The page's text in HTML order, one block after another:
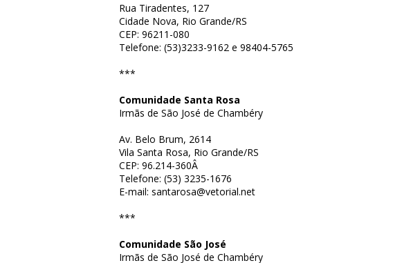
Rua Tiradentes, 127
Cidade Nova, Rio Grande/RS
CEP: 96211-080
Telefone: (53)3233-9162 e 98404-5765
***
Comunidade Santa Rosa
Irmãs de São José de Chambéry
Av. Belo Brum, 2614
Vila Santa Rosa, Rio Grande/RS
CEP: 96.214-360Â
Telefone: (53) 3235-1676
E-mail: santarosa@vetorial.net
***
Comunidade São José
Irmãs de São José de Chambéry